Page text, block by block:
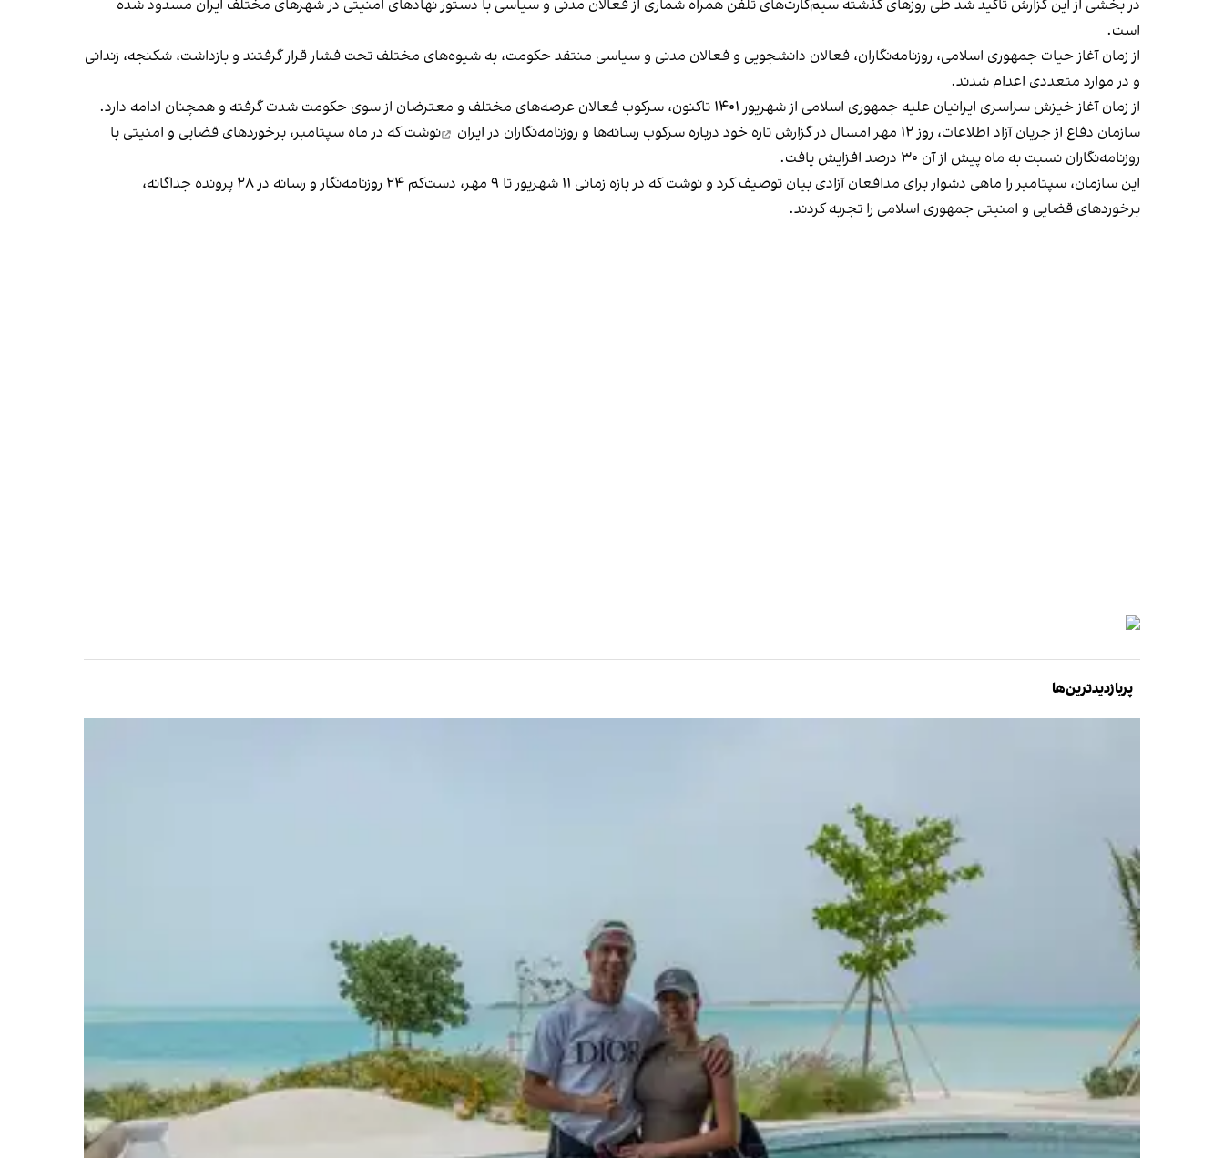
در بخشی از این گزارش تاکید شد طی روزهای گذشته سیم‌کارت‌های تلفن همراه شماری از فعالان مدنی و سیاسی با دستور نهادهای امنیتی در شهرهای مختلف ایران مسدود شده
است.
از زمان آغاز حیات جمهوری اسلامی، روزنامه‌نگاران، فعالان دانشجویی و فعالان مدنی و سیاسی منتقد حکومت، به شیوه‌های مختلف تحت فشار قرار گرفتند و بازداشت، شکنجه، زندانی
و در موارد متعددی اعدام شدند.
از زمان آغاز خیزش سراسری ایرانیان علیه جمهوری اسلامی از شهریور ۱۴۰۱ تاکنون، سرکوب فعالان عرصه‌های مختلف و معترضان از سوی حکومت شدت گرفته و همچنان ادامه دارد.
سازمان دفاع از جریان آزاد اطلاعات، روز ۱۲ مهر امسال در گزارش تاره خود درباره
سرکوب رسانه‌ها و روزنامه‌نگاران در ایران
نوشت که در ماه سپتامبر، برخوردهای قضایی و امنیتی با
روزنامه‌نگاران نسبت به ماه پیش از آن ۳۰ درصد افزایش یافت.
این سازمان، سپتامبر را ماهی دشوار برای مدافعان آزادی بیان توصیف کرد و نوشت که در بازه زمانی ۱۱ شهریور تا ۹ مهر، دست‌کم ۲۴ روزنامه‌نگار و رسانه‌ در ۲۸ پرونده جداگانه،
برخوردهای قضایی و امنیتی جمهوری اسلامی را تجربه کردند.
پربازدیدترین‌ها